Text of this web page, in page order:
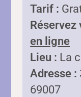
Tarif :
Réservez
en ligne
Lieu : La
Adresse :
69007